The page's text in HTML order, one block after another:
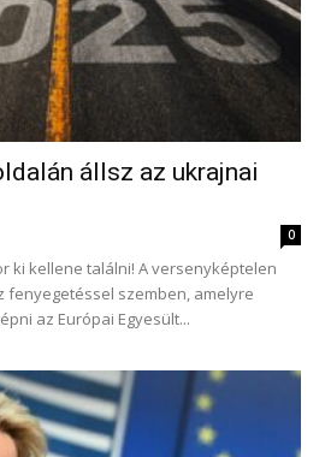
állsz az ukrajnai
0
ki kellene találni! A versenyképtelen
fenyegetéssel szemben, amelyre
az Európai Egyesült...